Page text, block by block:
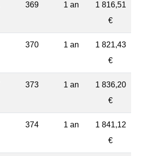
369 1 an
1 816,51
€
370 1 an
1 821,43
€
373 1 an
1 836,20
€
374 1 an
1 841,12
€